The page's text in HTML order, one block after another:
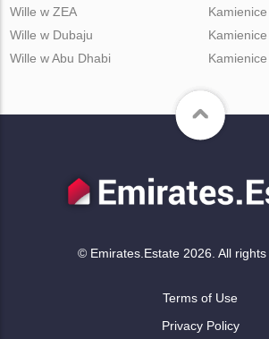
Wille w ZEA
Wille w Dubaju
Wille w Abu Dhabi
© Emirates.Estate 2026. All rights
Terms of Use
Privacy Policy